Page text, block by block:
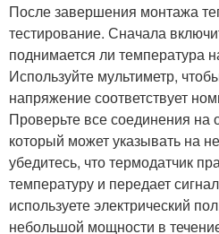
После завершения монтажа
тестирование. Сначала
поднимается ли температура
Используйте мультиметр,
напряжение соответствует
Проверьте все соединения на
который может указывать на
убедитесь, что термодатчик
температуру и передает
используете электрический
небольшой мощности в